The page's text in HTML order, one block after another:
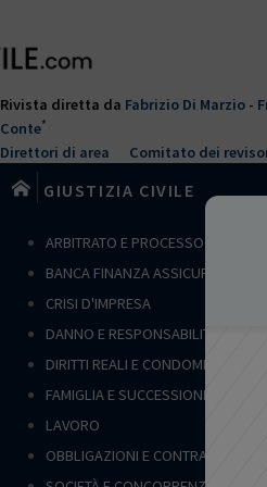
contenuto
Rivista diretta da Fabrizio Di Marzio -
Conte*
Direttori di area Comitato dei
GIUSTIZIA CIVILE
ARBITRATO E PROCESSO CIVILE
BANCA FINANZA ASSICURAZIONI
CRISI D'IMPRESA
DANNO E RESPONSABILITÀ
DIRITTI REALI E CONDOMINIO
FAMIGLIA E SUCCESSIONI
LAVORO
OBBLIGAZIONI E CONTRATTI